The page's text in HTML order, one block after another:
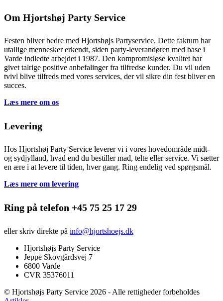
Om Hjortshøj Party Service
Festen bliver bedre med Hjortshøjs Partyservice. Dette faktum har
utallige mennesker erkendt, siden party-leverandøren med base i
Varde indledte arbejdet i 1987. Den kompromisløse kvalitet har
givet talrige positive anbefalinger fra tilfredse kunder. Du vil uden
tvivl blive tilfreds med vores services, der vil sikre din fest bliver en
succes.
Læs mere om os
Levering
Hos Hjortshøj Party Service leverer vi i vores hovedområde midt-
og sydjylland, hvad end du bestiller mad, telte eller service. Vi sætter
en ære i at levere til tiden, hver gang. Ring endelig ved spørgsmål.
Læs mere om levering
Ring på telefon +45 75 25 17 29
eller skriv direkte på info@hjortshoejs.dk
Hjortshøjs Party Service
Jeppe Skovgårdsvej 7
6800 Varde
CVR 35376011
© Hjortshøjs Party Service 2026 - Alle rettigheder forbeholdes